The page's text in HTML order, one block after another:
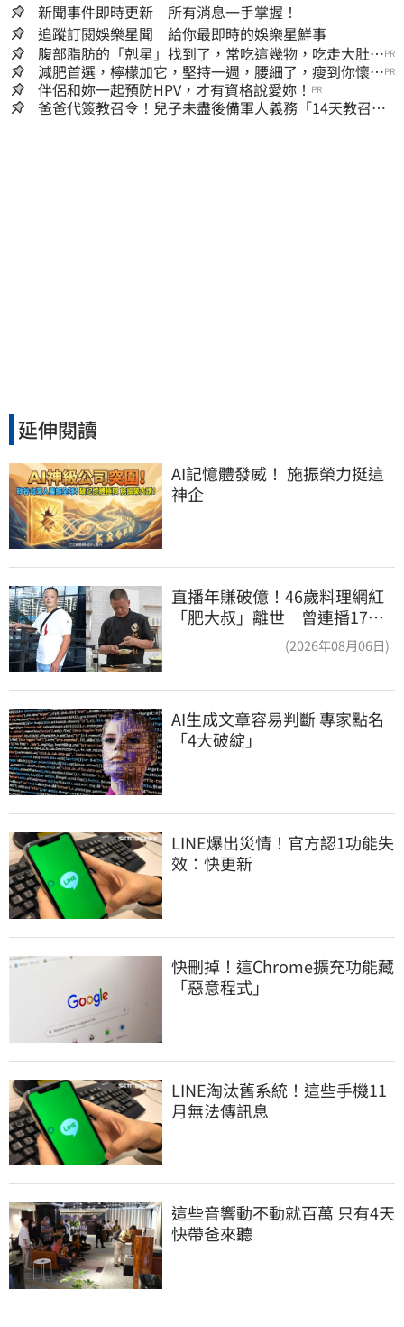
新聞事件即時更新 所有消息一手掌握！
追蹤訂閱娛樂星聞 給你最即時的娛樂星鮮事
腹部脂肪的「剋星」找到了，常吃這幾物，吃走大肚
囊，瘦出小蠻腰
PR
減肥首選，檸檬加它，堅持一週，腰細了，瘦到你懷疑
人生
PR
伴侶和妳一起預防HPV，才有資格說愛妳！ PR
爸爸代簽教召令！兒子未盡後備軍人義務「14天教召不
延伸閱讀
AI記憶體發威！ 施振榮力挺這
神企
直播年賺破億！46歲料理網紅
「肥大叔」離世 曾連播17小
(2026年08月06日)
AI生成文章容易判斷 專家點名
「4大破綻」
LINE爆出災情！官方認1功能失
效：快更新
快刪掉！這Chrome擴充功能藏
「惡意程式」
LINE淘汰舊系統！這些手機11
月無法傳訊息
這些音響動不動就百萬 只有4天
快帶爸來聽